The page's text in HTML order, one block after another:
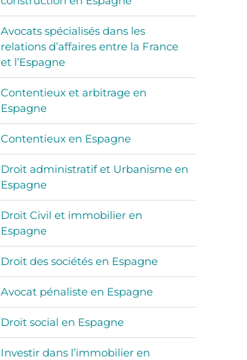
Avocats spécialisés dans les
relations d’affaires entre la France
et l’Espagne
Contentieux et arbitrage en
Espagne
Contentieux en Espagne
Droit administratif et Urbanisme en
Espagne
Droit Civil et immobilier en
Espagne
Droit des sociétés en Espagne
Avocat pénaliste en Espagne
Droit social en Espagne
Investir dans l’immobilier en